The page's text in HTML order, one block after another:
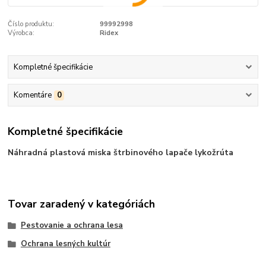
Číslo produktu:
99992998
Výrobca:
Ridex
Kompletné špecifikácie
Komentáre 0
Kompletné špecifikácie
Náhradná plastová miska štrbinového lapače lykožrúta
Tovar zaradený v kategóriách
Pestovanie a ochrana lesa
Ochrana lesných kultúr